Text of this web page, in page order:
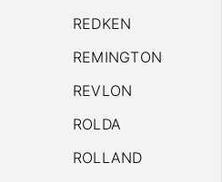
REDKEN
REMINGTON
REVLON
ROLDA
ROLLAND